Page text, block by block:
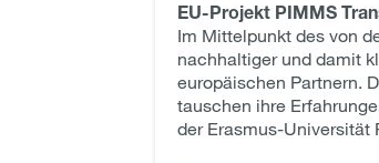
EU-Projekt PIMMS
Im Mittelpunkt des von
nachhaltiger und damit
europäischen Partnern.
tauschen ihre
der Erasmus-Universität